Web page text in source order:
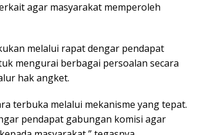
agar masyarakat memperoleh
melalui rapat dengar pendapat
mengurai berbagai persoalan secara
hak angket.
terbuka melalui mekanisme yang tepat.
pendapat gabungan komisi agar